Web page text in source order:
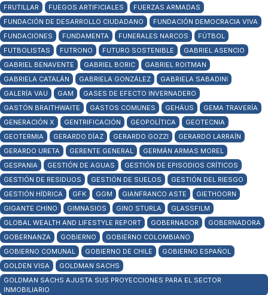
FRUTILLAR
FUEGOS ARTIFICIALES
FUERZAS ARMADAS
FUNDACIÓN DE DESARROLLO CIUDADANO
FUNDACIÓN DEMOCRACIA VIVA
FUNDACIONES
FUNDAMENTA FUNERALES NARCOS
FÚTBOL
FUTBOLISTAS
FUTRONO FUTURO SOSTENIBLE
GABRIEL ASENCIO
GABRIEL BENAVENTE
GABRIEL BORIC
GABRIEL ROITMAN
GABRIELA CATALÁN
GABRIELA GONZÁLEZ
GABRIELA SABADINI
GALERÍA VAU
GAM
GASES DE EFECTO INVERNADERO
GASTÓN BRAITHWAITE
GASTOS COMUNES GEHÄUS
GEMA TRAVERÍA
GENERACIÓN X
GENTRIFICACIÓN GEOPOLÍTICA
GEOTECNIA
GEOTERMIA
GERARDO DÍAZ GERARDO GOZZI
GERARDO LARRAÍN
GERARDO URETA
GERENTE GENERAL
GERMÁN ARMAS MOREL
GESPANIA
GESTIÓN DE AGUAS
GESTIÓN DE EPISODIOS CRÍTICOS
GESTIÓN DE RESIDUOS
GESTIÓN DE SUELOS
GESTIÓN DEL RIESGO
GESTIÓN HÍDRICA
GFK GGM GIANFRANCO ASTE
GIETHOORN
GIGANTE CHINO
GIMNASIOS GINO STURLA
GLASSFILM
GLOBAL WEALTH AND LIFESTYLE REPORT
GOBERNADOR
GOBERNADORA
GOBERNANZA
GOBIERNO
GOBIERNO COLOMBIANO
GOBIERNO COMUNAL
GOBIERNO DE CHILE
GOBIERNO ESPAÑOL
GOLDEN VISA
GOLDMAN SACHS
GOLDMAN SACHS AJUSTA SUS PROYECCIONES PARA EL SECTOR
INMOBILIARIO